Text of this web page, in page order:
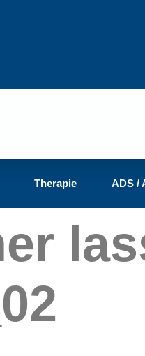
Therapie ADS /